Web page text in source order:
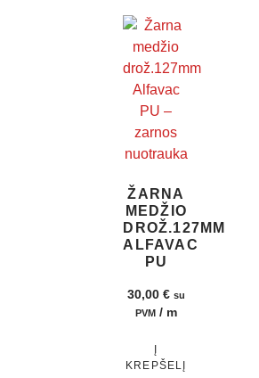
ŽARNA
MEDŽIO
DROŽ.127MM
ALFAVAC
PU
30,00 € su
PVM / m
Į
KREPŠELĮ